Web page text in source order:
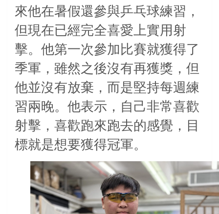
來他在暑假還參與乒乓球練習，
但現在已經完全喜愛上實用射
擊。他第一次參加比賽就獲得了
季軍，雖然之後沒有再獲獎，但
他並沒有放棄，而是堅持每週練
習兩晚。他表示，自己非常喜歡
射擊，喜歡跑來跑去的感覺，目
標就是想要獲得冠軍。